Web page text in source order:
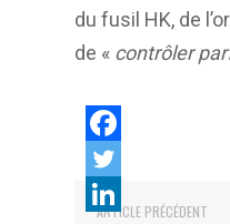
du fusil HK, de
de « contrôler
ARTICLE PRÉCÉDENT